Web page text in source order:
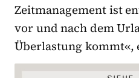
Zeitmanagement ist
vor und nach dem
Überlastung kommt«,